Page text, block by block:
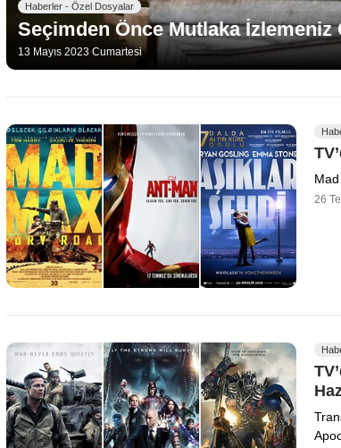
Haberler - Özel Dosyalar
Seçimden Önce Mutlaka
13 Mayıs 2023 Cumartesi
26